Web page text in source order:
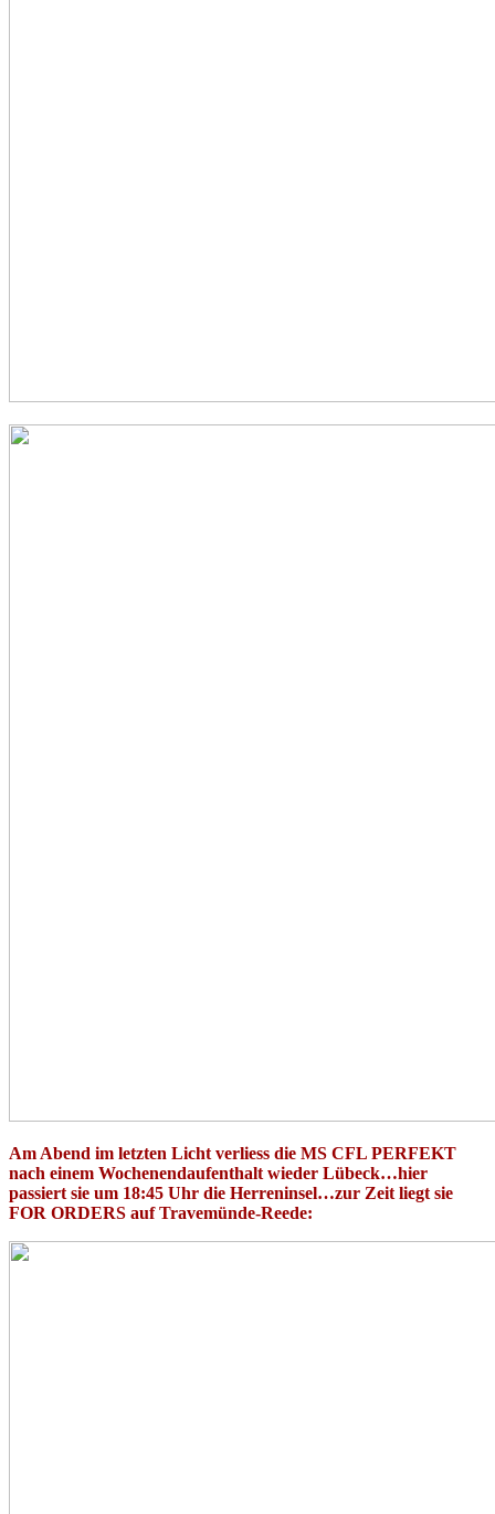
Am Abend im letzten Licht verliess die MS CFL PERFEKT
nach einem Wochenendaufenthalt wieder Lübeck…hier
passiert sie um 18:45 Uhr die Herreninsel…zur Zeit liegt sie
FOR ORDERS auf Travemünde-Reede: